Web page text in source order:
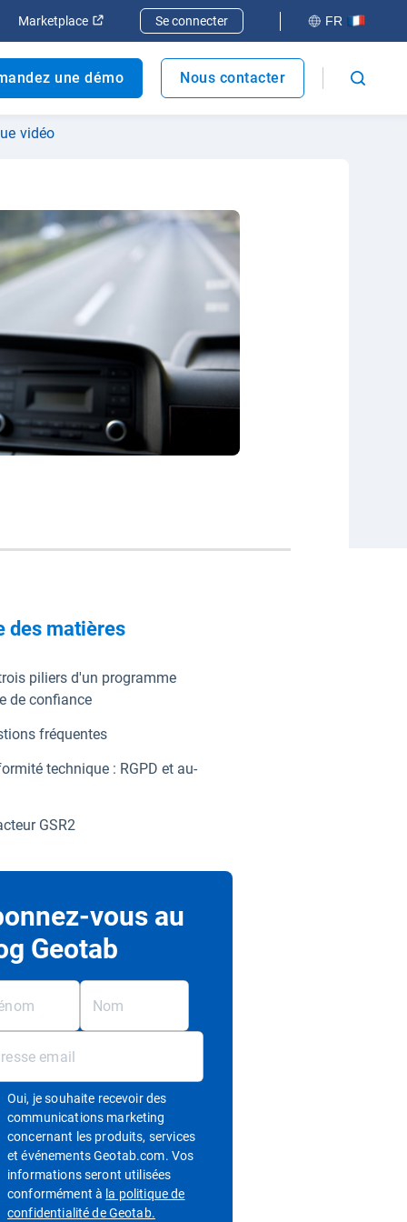
fenêtre
dans une nouvelle fenêtre
Marketplace Ouvrir dans une nouvelle fenêtre
Se connecter FR
une démo Nous contacter
vidéo
des matières
piliers d'un programme
de confiance
fréquentes
technique : RGPD et au-
GSR2
vous au
Geotab
Oui, je souhaite recevoir des
communications marketing
concernant les produits, services
et événements Geotab.com. Vos
informations seront utilisées
conformément à la politique de
confidentialité de Geotab.